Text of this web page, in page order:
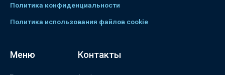
Политика конфиденциальности
Политика использования файлов cookie
Меню Контакты